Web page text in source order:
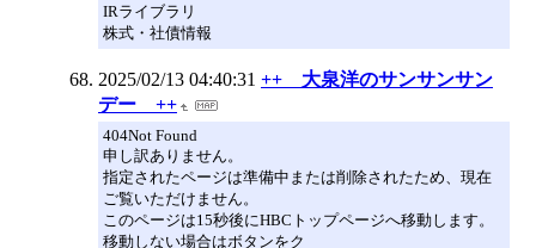
IRライブラリ
株式・社債情報
2025/02/13 04:40:31 ++ 大泉洋のサンサンサン
デー ++
404Not Found
申し訳ありません。
指定されたページは準備中または削除されたため、現在
ご覧いただけません。
このページは15秒後にHBCトップページへ移動します。
移動しない場合はボタンをク